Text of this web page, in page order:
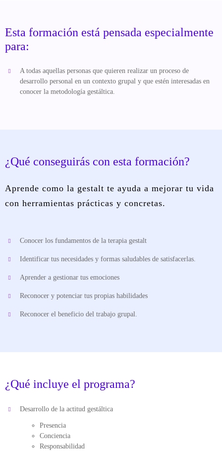
Esta formación está pensada especialmente
para:
A todas aquellas personas que quieren realizar un proceso de
desarrollo personal en un contexto grupal y que estén interesadas en
conocer la metodología gestáltica.
¿Qué conseguirás con esta formación?
Aprende como la gestalt te ayuda a mejorar tu vida
con herramientas prácticas y concretas.
Conocer los fundamentos de la terapia gestalt
Identificar tus necesidades y formas saludables de satisfacerlas.
Aprender a gestionar tus emociones
Reconocer y potenciar tus propias habilidades
Reconocer el beneficio del trabajo grupal.
¿Qué incluye el programa?
Desarrollo de la actitud gestáltica
Presencia
Conciencia
Responsabilidad